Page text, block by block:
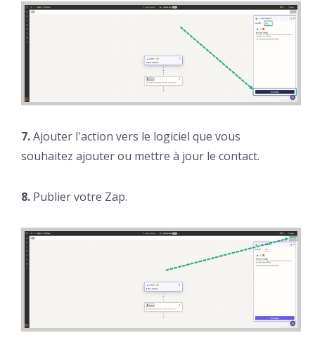
7.Ajouter l'action vers le logiciel que vous
souhaitez ajouter ou mettre à jour le contact.
8. Publier votre Zap.